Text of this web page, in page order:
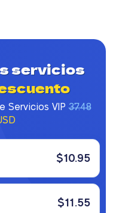
servicios
Servicios VIP37.48
$10.95
$11.55